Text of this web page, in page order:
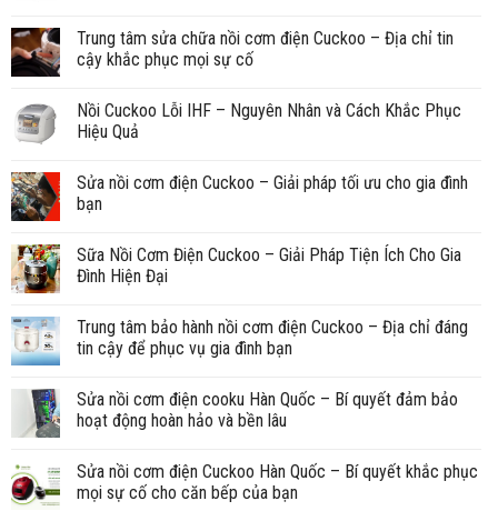
Trung tâm sửa chữa nồi cơm điện Cuckoo – Địa chỉ tin
cậy khắc phục mọi sự cố
Nồi Cuckoo Lỗi IHF – Nguyên Nhân và Cách Khắc Phục
Hiệu Quả
Sửa nồi cơm điện Cuckoo – Giải pháp tối ưu cho gia đình
bạn
Sữa Nồi Cơm Điện Cuckoo – Giải Pháp Tiện Ích Cho Gia
Đình Hiện Đại
Trung tâm bảo hành nồi cơm điện Cuckoo – Địa chỉ đáng
tin cậy để phục vụ gia đình bạn
Sửa nồi cơm điện cooku Hàn Quốc – Bí quyết đảm bảo
hoạt động hoàn hảo và bền lâu
Sửa nồi cơm điện Cuckoo Hàn Quốc – Bí quyết khắc phục
mọi sự cố cho căn bếp của bạn